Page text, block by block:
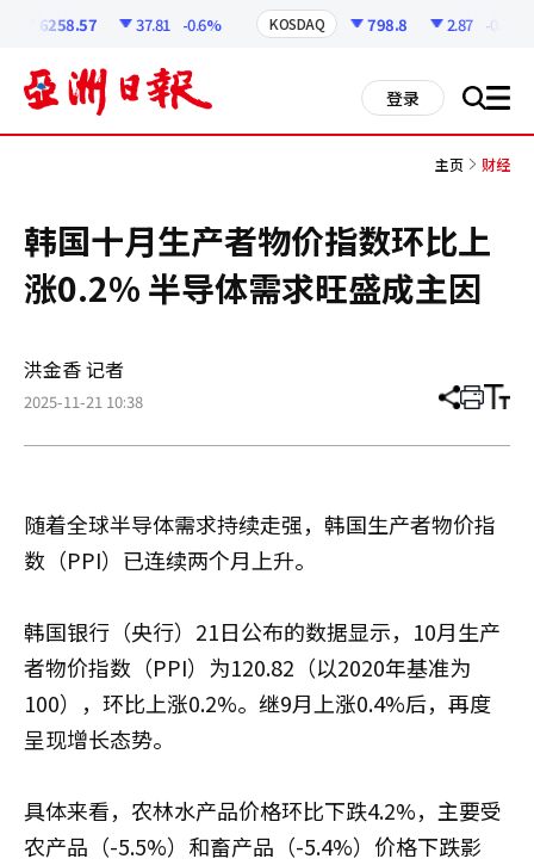
6258.57 37.81 -0.6% KOSDAQ 798.8 2.87 -0.36%
登录 搜 all
主页 财经
韩国十月生产者物价指数环比上
涨0.2% 半导体需求旺盛成主因
洪金香 记者
2025-11-21 10:38 分
章
打 调
小
随着全球半导体需求持续走强，韩国生产者物价指
数（PPI）已连续两个月上升。
韩国银行（央行）21日公布的数据显示，10月生产
者物价指数（PPI）为120.82（以2020年基准为
100），环比上涨0.2%。继9月上涨0.4%后，再度
呈现增长态势。
具体来看，农林水产品价格环比下跌4.2%，主要受
农产品（-5.5%）和畜产品（-5.4%）价格下跌影